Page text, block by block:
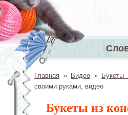
Главное
Вы здесь
Главная » Видео »
Букеты
своими руками, видео
Букеты из